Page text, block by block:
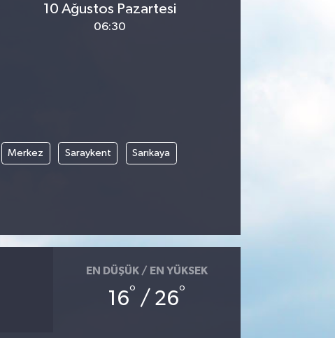
10 Ağustos Pazartesi
06:30
Merkez Saraykent Sarıkaya
EN DÜŞÜK / EN YÜKSEK
16° / 26°